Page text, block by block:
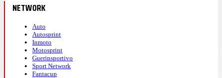
NETWORK
Auto
Autosprint
Inmoto
Motosprint
Guerinsportivo
Sport Network
Fantacup